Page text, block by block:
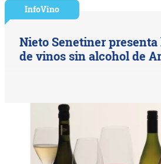
InfoVino
Nieto Senetiner
de vinos sin alcohol de